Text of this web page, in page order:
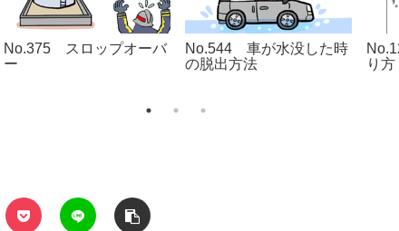
No.375 スロップオーバ
ー
No.544 車が水没した時
の脱出方法
り方